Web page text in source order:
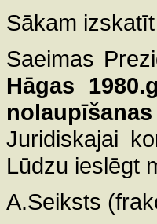
Sākam
Saeimas
Hāgas
Juridiskajai
Lūdzu ieslēgt
A.Seiksts